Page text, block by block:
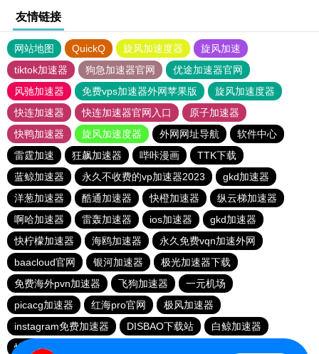
友情链接
网站地图 QuickQ 旋风加速度器
旋风加速
tiktok加速器
狗急加速器官网
优途加速器官网
风驰加速器
免费vps加速器外网苹果版
旋风加速度器
快连加速器
快连加速器官网入口
原子加速器
快鸭加速器
旋风加速度器 外网网址导航
软件中心
雷霆加速
狂飙加速器 哔咔漫画
TTK下载
蓝鲸加速器
永久不收费的vp加速器2023
gkd加速器
洋葱加速器
酷通加速器 快橙加速器
纵云梯加速器
啊哈加速器
雷轰加速器 ios加速器
gkd加速器
快柠檬加速器
海鸥加速器
永久免费vqn加速外网
baacloud官网
银河加速器
极光加速器下载
免费海外pvn加速器
飞狗加速器
一元机场
picacg加速器
红海pro官网
极风加速器
instagram免费加速器
DISBAO下载站
白鲸加速器
快橙加速器